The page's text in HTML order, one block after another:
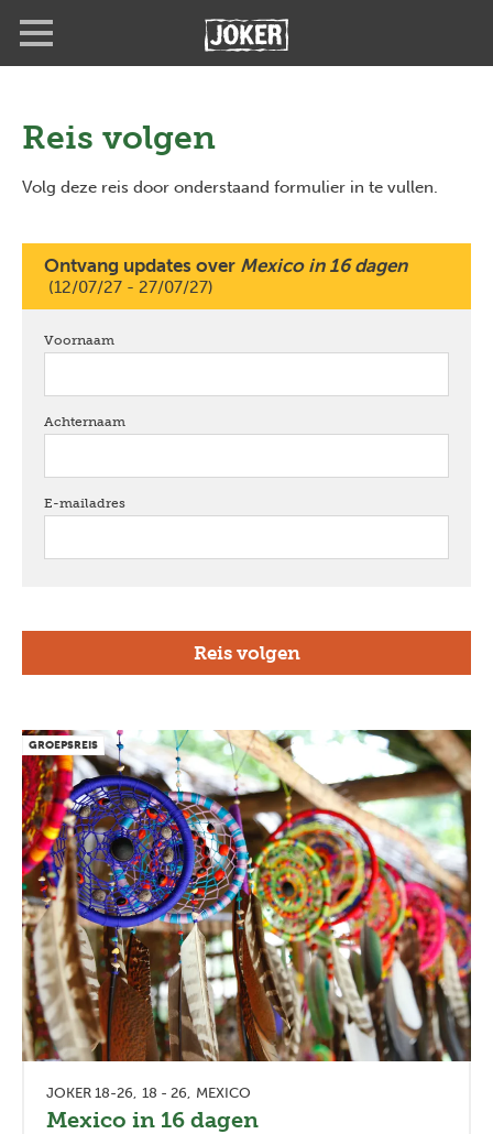
gaanReis volgen
Volg deze reis door onderstaand formulier in te vullen.
Ontvang updates over Mexico in 16 dagen
(12/07/27 - 27/07/27)
Voornaam
Achternaam
E-mailadres
GROEPSREIS
JOKER 18-26 18 - 26 MEXICO
Mexico in 16 dagen